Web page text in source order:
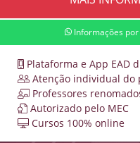
Informações
Plataforma e App EAD
Atenção individual do
Professores
Autorizado pelo MEC
Cursos 100% online